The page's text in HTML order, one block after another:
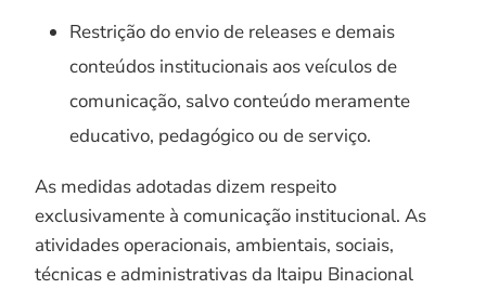
Restrição do envio de releases e demais
conteúdos institucionais aos veículos de
comunicação, salvo conteúdo meramente
educativo, pedagógico ou de serviço.
As medidas adotadas dizem respeito
exclusivamente à comunicação institucional. As
atividades operacionais, ambientais, sociais,
técnicas e administrativas da Itaipu Binacional